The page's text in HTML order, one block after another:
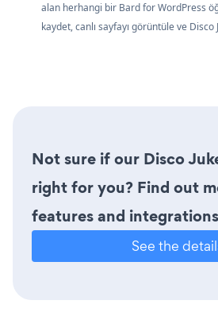
alan herhangi bir Bard for WordPress
kaydet, canlı sayfayı görüntüle ve
Not sure if our Disco
right for you? Find out
features and
See the